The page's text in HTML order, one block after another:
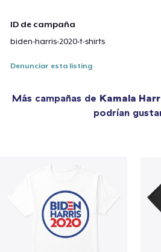
ID de campaña
biden-harris-2020-t-shirts
Denunciar esta listing
Más campañas de Kamala
podrían